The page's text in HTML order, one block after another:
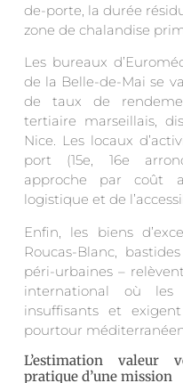
de-porte, la durée
zone de chalandise
Les bureaux
de la Belle-de-Mai se
de taux de
tertiaire marseillais,
Nice. Les locaux
port (15e, 16e
approche par coût
logistique et de
Enfin, les biens
Roucas-Blanc,
péri-urbaines –
international où les
insuffisants et
pourtour
L’estimation valeur
pratique d’une mission